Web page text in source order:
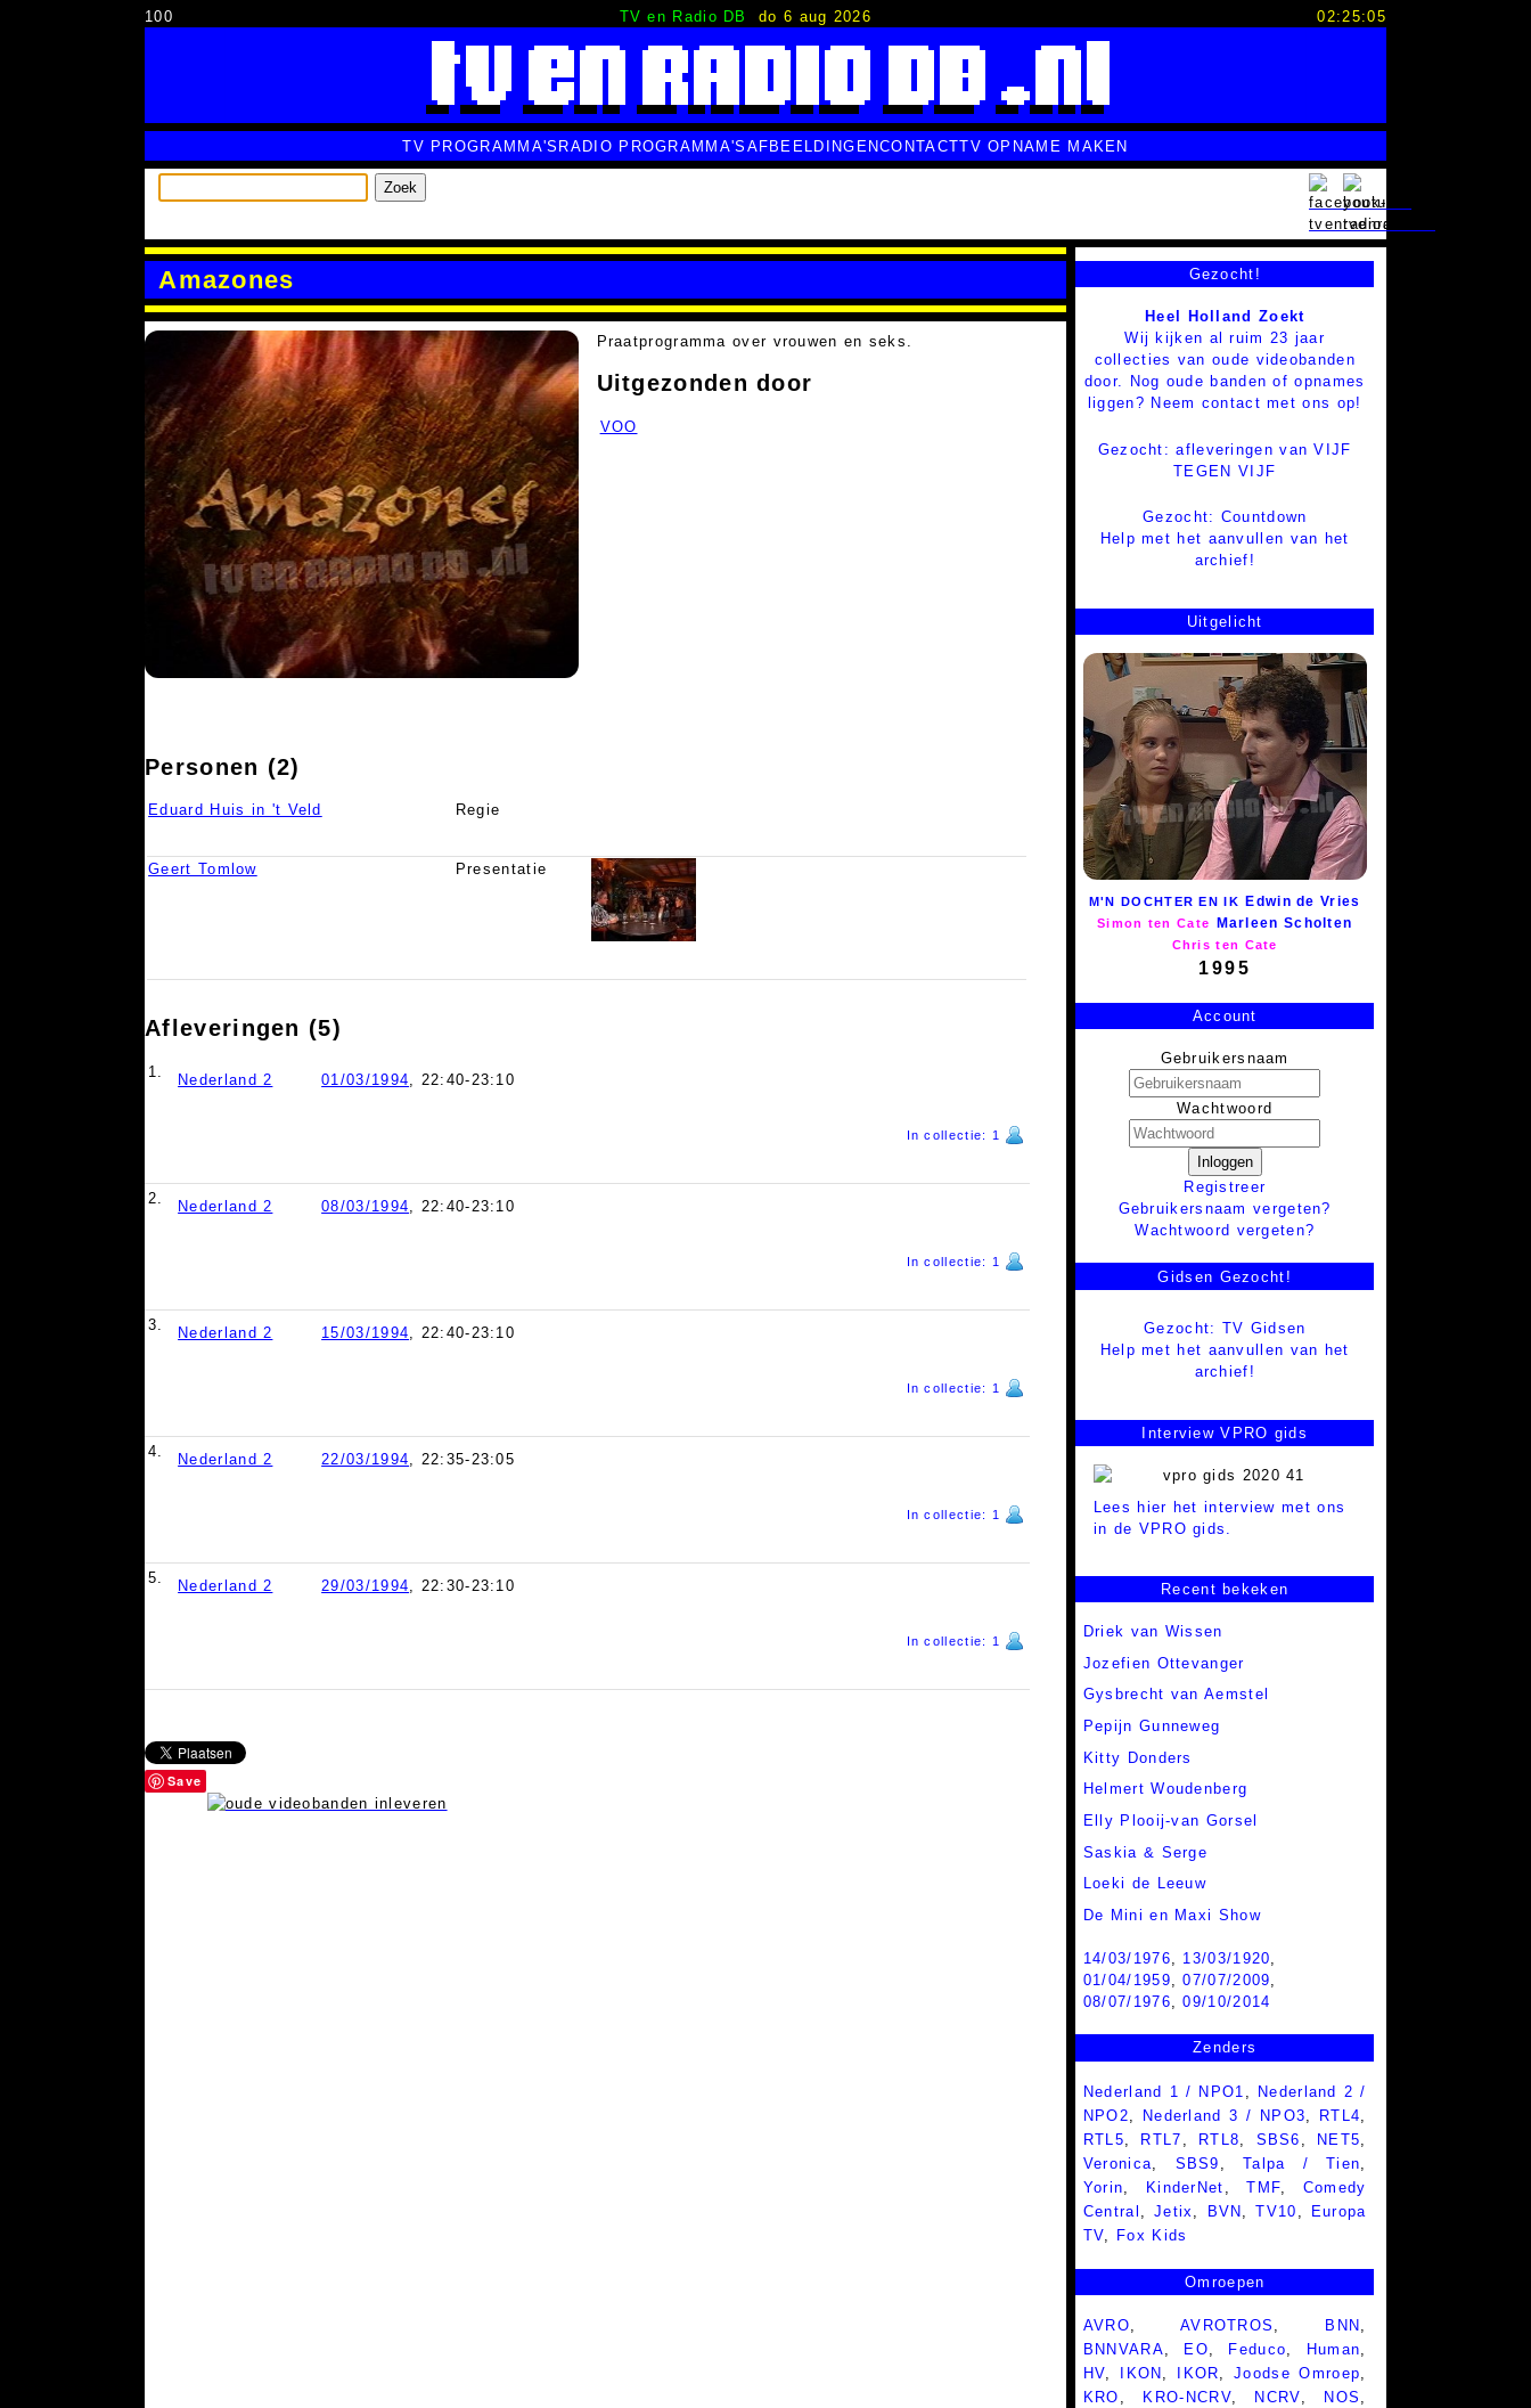
100 TV en Radio DB do 6 aug 2026 02:25:06
TV PROGRAMMA'S RADIO PROGRAMMA'S AFBEELDINGENCONTACTTV OPNAME MAKEN
Zoek
Amazones
Praatprogramma over vrouwen en seks.
Uitgezonden door
VOO
Personen (2)
Eduard Huis in 't Veld Regie
Geert Tomlow Presentatie
Afleveringen (5)
1. Nederland 2 01/03/1994 , 22:40-23:10
In collectie: 1
2. Nederland 2 08/03/1994 , 22:40-23:10
In collectie: 1
3. Nederland 2 15/03/1994 , 22:40-23:10
In collectie: 1
4. Nederland 2 22/03/1994 , 22:35-23:05
In collectie: 1
5. Nederland 2 29/03/1994 , 22:30-23:10
In collectie: 1
Save
Gezocht!
Heel Holland Zoekt
Wij kijken al ruim 23 jaar
collecties van oude videobanden
door. Nog oude banden of opnames
liggen? Neem contact met ons op!
Gezocht: afleveringen van VIJF
TEGEN VIJF
Gezocht: Countdown
Help met het aanvullen van het
archief!
Uitgelicht
M'N DOCHTER EN IK Edwin de Vries
Simon ten Cate Marleen Scholten
Chris ten Cate
1995
Account
Gebruikersnaam
Wachtwoord
Inloggen
Registreer
Gebruikersnaam vergeten?
Wachtwoord vergeten?
Gidsen Gezocht!
Gezocht: TV Gidsen
Help met het aanvullen van het
archief!
Interview VPRO gids
Lees hier het interview met ons
in de VPRO gids.
Recent bekeken
Driek van Wissen
Jozefien Ottevanger
Gysbrecht van Aemstel
Pepijn Gunneweg
Kitty Donders
Helmert Woudenberg
Elly Plooij-van Gorsel
Saskia & Serge
Loeki de Leeuw
De Mini en Maxi Show
14/03/1976, 13/03/1920,
01/04/1959,07/07/2009,
08/07/1976,09/10/2014
Zenders
Nederland 1 / NPO1
Nederland 2 /
NPO2
Nederland 3 / NPO3 RTL4
RTL5
RTL7 RTL8 SBS6 NET5
Veronica
SBS9 ,Talpa / Tien
Yorin
KinderNet ,TMF
Comedy
Central
Jetix BVN ,TV10
Europa
TV
Fox Kids
Omroepen
AVRO, AVROTROS , BNN ,
BNNVARA, EO, Feduco, Human,
HV, IKON , IKOR,Joodse Omroep,
KRO , KRO-NCRV, NCRV, NOS ,